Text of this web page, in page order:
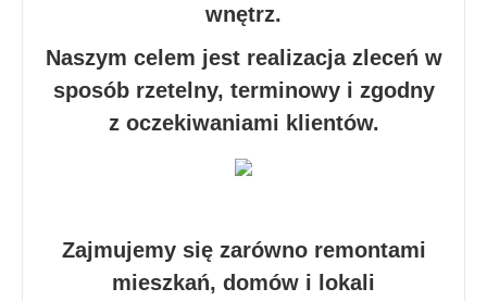
wnętrz.
Naszym celem jest realizacja zleceń w
sposób rzetelny, terminowy i zgodny
z oczekiwaniami klientów.
Zajmujemy się zarówno remontami
mieszkań, domów i lokali